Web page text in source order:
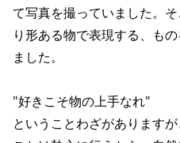
て写真を撮っていました。
り形ある物で表現する、も
ました。
"好きこそ物の上手なれ"
ということわざがあります